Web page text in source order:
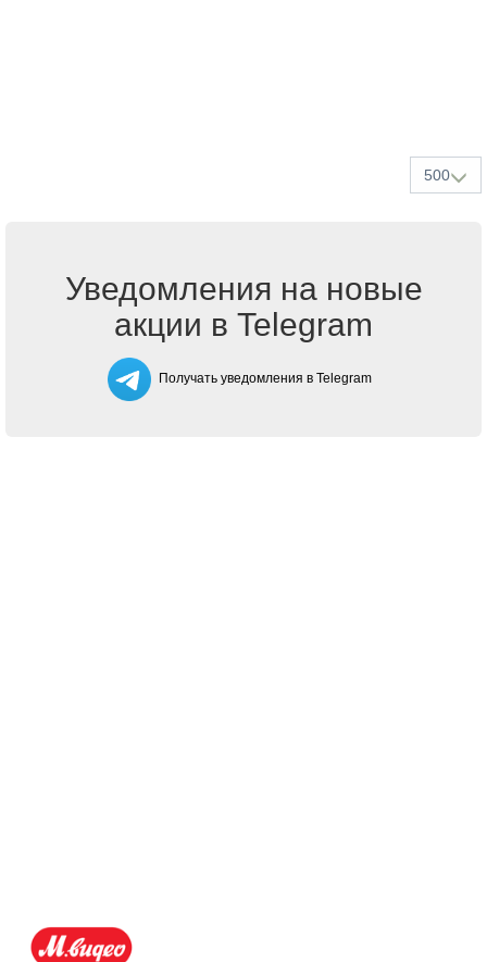
500
Уведомления на новые
акции в Telegram
Получать уведомления в Telegram